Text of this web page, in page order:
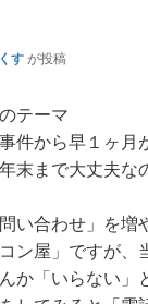
すが投稿
テーマ
件から早１ヶ月
末まで大丈夫な
い合わせ」を増
ン屋」ですが
か「いらない」